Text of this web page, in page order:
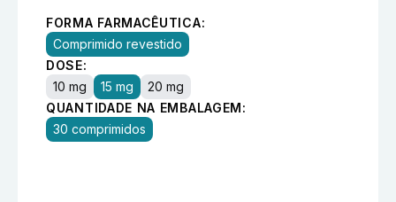
FORMA FARMACÊUTICA:
Comprimido revestido
DOSE:
10 mg
15 mg
20 mg
QUANTIDADE NA EMBALAGEM:
30 comprimidos